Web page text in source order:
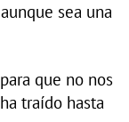
sea una
que no nos
traído hasta